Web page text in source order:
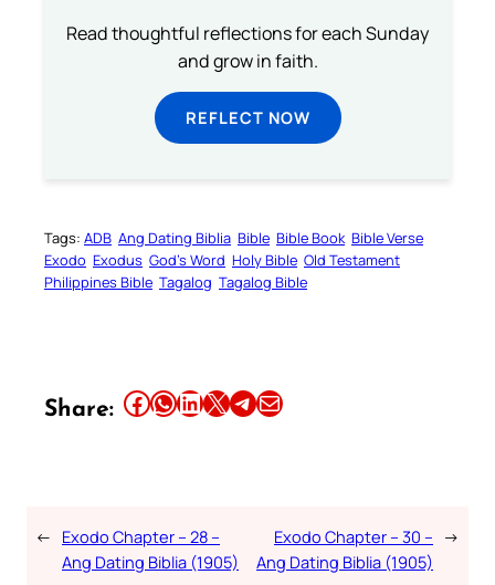
Read thoughtful reflections for each Sunday
and grow in faith.
REFLECT NOW
Tags: ADB Ang Dating Biblia Bible Bible Book Bible Verse
Exodo Exodus God’s Word Holy Bible Old Testament
Philippines Bible Tagalog Tagalog Bible
Share: Share this article on Facebook Share this article on WhatsApp Share this article on LinkedIn Share this article on X Share this article on TelegramEmail this Article
← Exodo Chapter – 28 –
Ang Dating Biblia (1905)
Exodo Chapter – 30 –
Ang Dating Biblia (1905)
→